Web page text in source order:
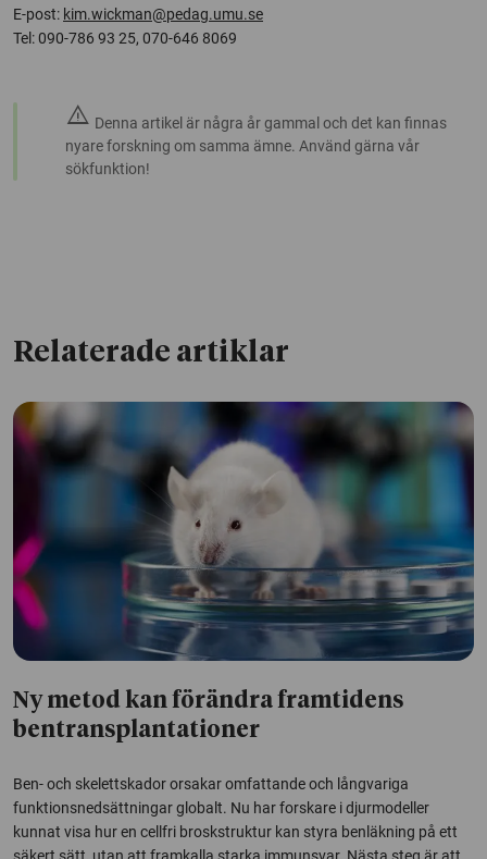
E-post: kim.wickman@pedag.umu.se
Tel: 090-786 93 25, 070-646 8069
warning Denna artikel är några år gammal och det kan finnas
nyare forskning om samma ämne. Använd gärna vår
sökfunktion!
Relaterade artiklar
Ny metod kan förändra framtidens
bentransplantationer
Ben- och skelettskador orsakar omfattande och långvariga
funktionsnedsättningar globalt. Nu har forskare i djurmodeller
kunnat visa hur en cellfri broskstruktur kan styra benläkning på ett